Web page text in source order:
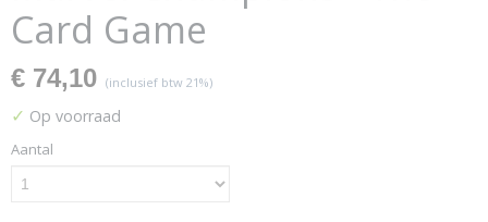
Card Game
€ 74,10 (inclusief btw 21%)
✓ Op voorraad
Aantal